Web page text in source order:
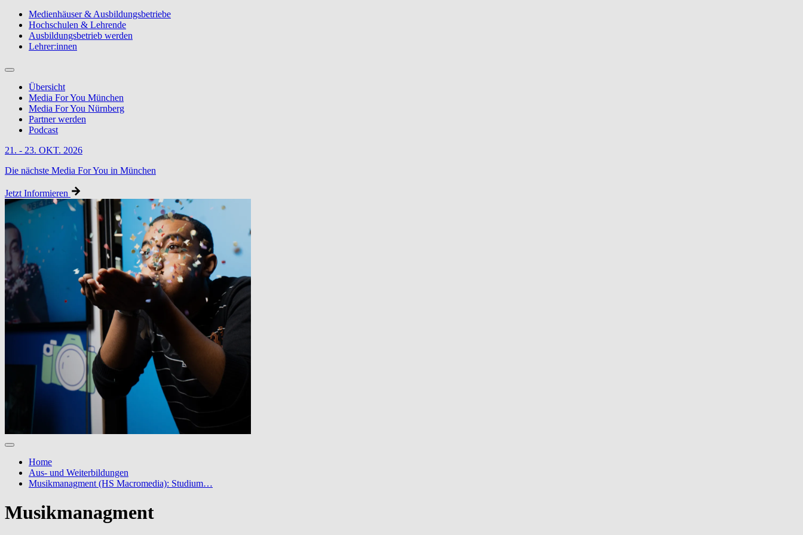
Medienhäuser & Ausbildungsbetriebe
Hochschulen & Lehrende
Ausbildungsbetrieb werden
Lehrer:innen
Übersicht
Media For You München
Media For You Nürnberg
Partner werden
Podcast
21. - 23. OKT. 2026
Die nächste Media For You in München
Jetzt Informieren
Home
Aus- und Weiterbildungen
Musikmanagment (HS Macromedia): Studium…
Musikmanagment